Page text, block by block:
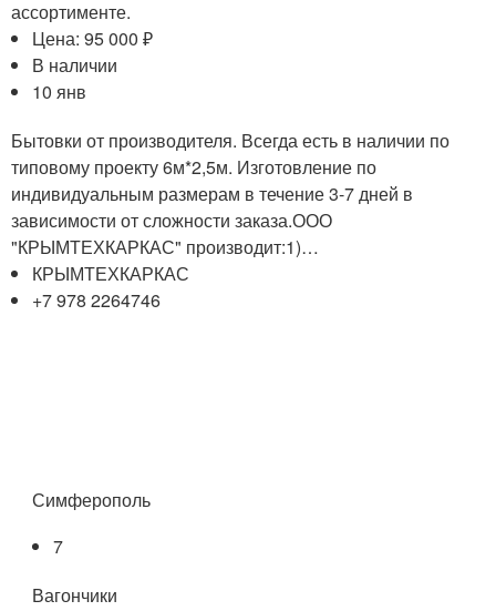
ассортименте.
Цена: 95 000 ₽
В наличии
10 янв
Бытовки от производителя. Всегда есть в наличии по
типовому проекту 6м*2,5м. Изготовление по
индивидуальным размерам в течение 3-7 дней в
зависимости от сложности заказа.ООО
"КРЫМТЕХКАРКАС" производит:1)…
КРЫМТЕХКАРКАС
+7 978 2264746
Симферополь
7
Вагончики